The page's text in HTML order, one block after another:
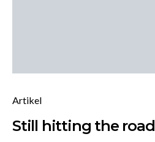
Artikel
Still hitting the road